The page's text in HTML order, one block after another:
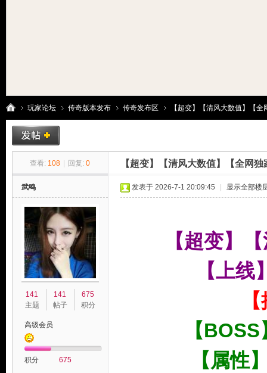
玩家论坛
›
传奇版本发布 传奇发布区 【超变】【清风大数值】【全
查看: 108 回复: 0 【超变】【清风大数值】【全网独
武鸣
141
主题
141
帖子
675
积分
高级会员
积分 675
发表于 2026-7-1 20:09:45 显示全部楼
【超变】
【上
【
【属性